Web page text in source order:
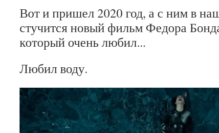
Вот и пришел 2020 год, а с ним в
стучится новый фильм Федора
который очень любил...
Любил воду.